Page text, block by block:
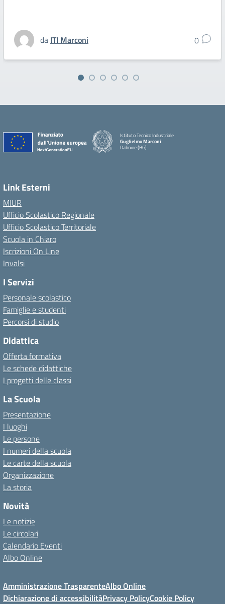
da ITI Marconi 0
Istituto Tecnico Industriale
Guglielmo Marconi
Dalmine (BG)
Link Esterni
MIUR
Ufficio Scolastico Regionale
Ufficio Scolastico Territoriale
Scuola in Chiaro
Iscrizioni On Line
Invalsi
I Servizi
Personale scolastico
Famiglie e studenti
Percorsi di studio
Didattica
Offerta formativa
Le schede didattiche
I progetti delle classi
La Scuola
Presentazione
I luoghi
Le persone
I numeri della scuola
Le carte della scuola
Organizzazione
La storia
Novità
Le notizie
Le circolari
Calendario Eventi
Albo Online
Amministrazione TrasparenteAlbo Online
Dichiarazione di accessibilitàPrivacy PolicyCookie Policy